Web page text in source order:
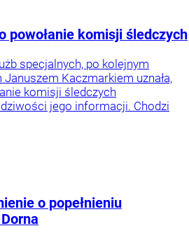
powołanie komisji śledczych
specjalnych, po kolejnym
Kaczmarkiem uznała,
komisji śledczych
jego informacji. Chodzi
o popełnieniu